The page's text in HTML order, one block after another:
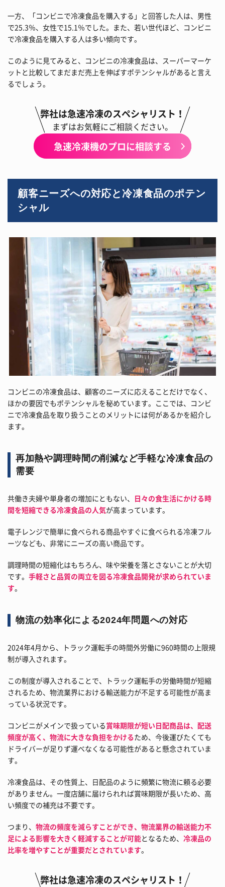
一方、「コンビニで冷凍食品を購入する」と回答した人は、男性
で25.3％、女性で15.1％でした。また、若い世代ほど、コンビニ
で冷凍食品を購入する人は多い傾向です。
このように見てみると、コンビニの冷凍食品は、スーパーマーケ
ットと比較してまだまだ売上を伸ばすポテンシャルがあると言え
るでしょう。
弊社は急速冷凍のスペシャリスト！
まずはお気軽にご相談ください。
急速冷凍機のプロに相談する
顧客ニーズへの対応と冷凍食品のポテン
シャル
コンビニの冷凍食品は、顧客のニーズに応えることだけでなく、
ほかの要因でもポテンシャルを秘めています。ここでは、コンビ
ニで冷凍食品を取り扱うことのメリットには何があるかを紹介し
ます。
再加熱や調理時間の削減など手軽な冷凍食品の
需要
共働き夫婦や単身者の増加にともない、 日々の食生活にかける時
間を短縮できる冷凍食品の人気が高まっています。
電子レンジで簡単に食べられる商品やすぐに食べられる冷凍フル
ーツなども、非常にニーズの高い商品です。
調理時間の短縮化はもちろん、味や栄養を落とさないことが大切
です。 手軽さと品質の両立を図る冷凍食品開発が求められていま
す。
物流の効率化による2024年問題への対応
2024年4月から、トラック運転手の時間外労働に960時間の上限規
制が導入されます。
この制度が導入されることで、トラック運転手の労働時間が短縮
されるため、物流業界における輸送能力が不足する可能性が高ま
っている状況です。
コンビニがメインで扱っている賞味期限が短い日配商品は、配送
頻度が高く、物流に大きな負担をかけるため、今後運びたくても
ドライバーが足りず運べなくなる可能性があると懸念されていま
す。
冷凍食品は、その性質上、日配品のように頻繁に物流に頼る必要
がありません。一度店舗に届けられれば賞味期限が長いため、高
い頻度での補充は不要です。
つまり、 物流の頻度を減らすことができ、物流業界の輸送能力不
足による影響を大きく軽減することが可能となるため、 冷凍品の
比率を増やすことが重要だとされています。
弊社は急速冷凍のスペシャリスト！